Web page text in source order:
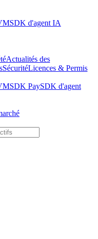
SDK d'agent IA
Actualités des
SécuritéLicences & Permis
SDK PaySDK d'agent